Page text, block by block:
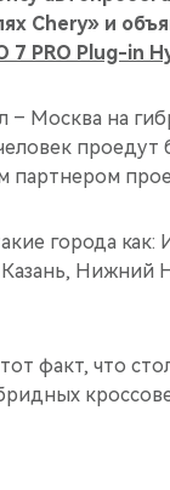
Chery» и
7 PRO Plug-in
Москва на
города как:
Нижний
факт, что